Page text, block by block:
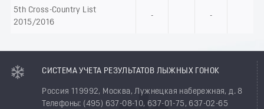
5th Cross-Country List
2015/2016
- -
СИСТЕМА УЧЕТА РЕЗУЛЬТАТОВ ЛЫЖНЫХ ГОНОК
Россия 119992, Москва, Лужнецкая набережная, д. 8
Телефоны: (495) 637-08-10, 637-01-75, 637-02-65